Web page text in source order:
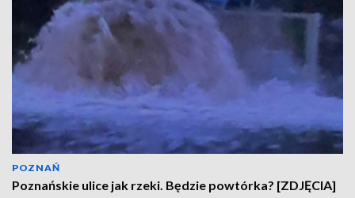
POZNAŃ
Poznańskie ulice jak rzeki. Będzie powtórka? [ZDJĘCIA]